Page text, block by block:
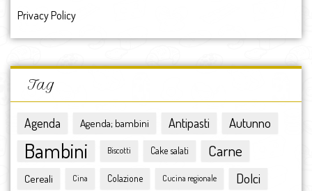
gennaio 2017
dicembre 2016
novembre 2016
ottobre 2016
settembre 2016
luglio 2016
giugno 2016
aprile 2016
Privacy Policy
Tag
Agenda Agenda; bambini Antipasti Autunno
Bambini Biscotti Cake salati Carne
Cereali Cina Colazione Cucina regionale Dolci